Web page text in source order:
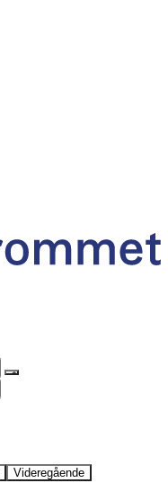
Videregående